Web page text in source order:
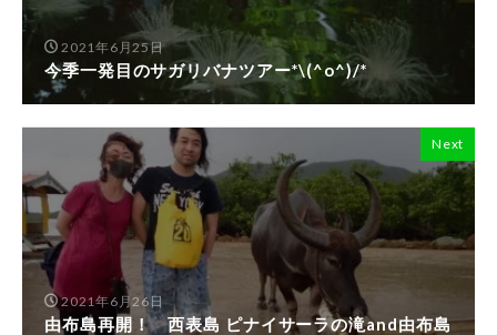
2021年6月25日
今季一発目のサガリバナツアー*\(^o^)/*
Next
2021年6月26日
由布島再開！ 西表島 ピナイサーラの滝and由布島